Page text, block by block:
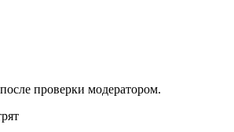
проверки модератором.